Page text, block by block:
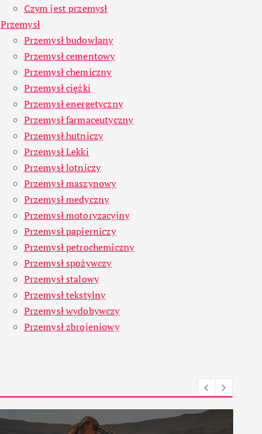
Czym jest przemysł
Przemysł
Przemysł budowlany
Przemysł cementowy
Przemysł chemiczny
Przemysł ciężki
Przemysł energetyczny
Przemysł farmaceutyczny
Przemysł hutniczy
Przemysł Lekki
Przemysł lotniczy
Przemysł maszynowy
Przemysł medyczny
Przemysł motoryzacyjny
Przemysł papierniczy
Przemysł petrochemiczny
Przemysł spożywczy
Przemysł stalowy
Przemysł tekstylny
Przemysł wydobywczy
Przemysł zbrojeniowy